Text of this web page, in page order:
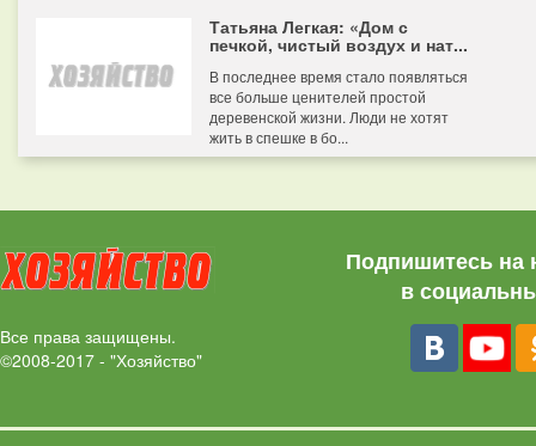
Татьяна Легкая: «Дом с
печкой, чистый воздух и нат...
В последнее время стало появляться
все больше ценителей простой
деревенской жизни. Люди не хотят
жить в спешке в бо...
Все права защищены.
©2008-2017 - "Хозяйство"
Подпишитесь на
в